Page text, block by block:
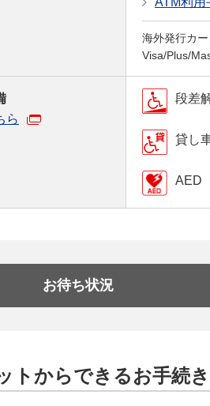
海外発行カ
Visa/Plus/
ら
段差
貸し
AED
お待ち状況
トからできるお手続き